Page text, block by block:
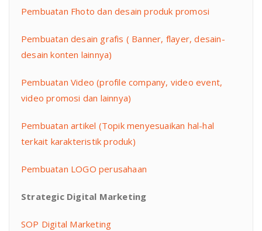
Pembuatan Fhoto dan desain produk promosi
Pembuatan desain grafis ( Banner, flayer, desain-
desain konten lainnya)
Pembuatan Video (profile company, video event,
video promosi dan lainnya)
Pembuatan artikel (Topik menyesuaikan hal-hal
terkait karakteristik produk)
Pembuatan LOGO perusahaan
Strategic Digital Marketing
SOP Digital Marketing